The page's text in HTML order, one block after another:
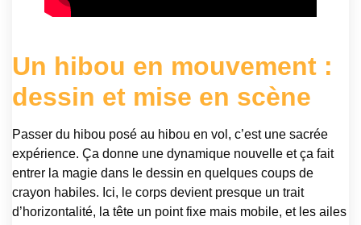
Un hibou en mouvement :
dessin et mise en scène
Passer du hibou posé au hibou en vol, c’est une sacrée
expérience. Ça donne une dynamique nouvelle et ça fait
entrer la magie dans le dessin en quelques coups de
crayon habiles. Ici, le corps devient presque un trait
d’horizontalité, la tête un point fixe mais mobile, et les ailes